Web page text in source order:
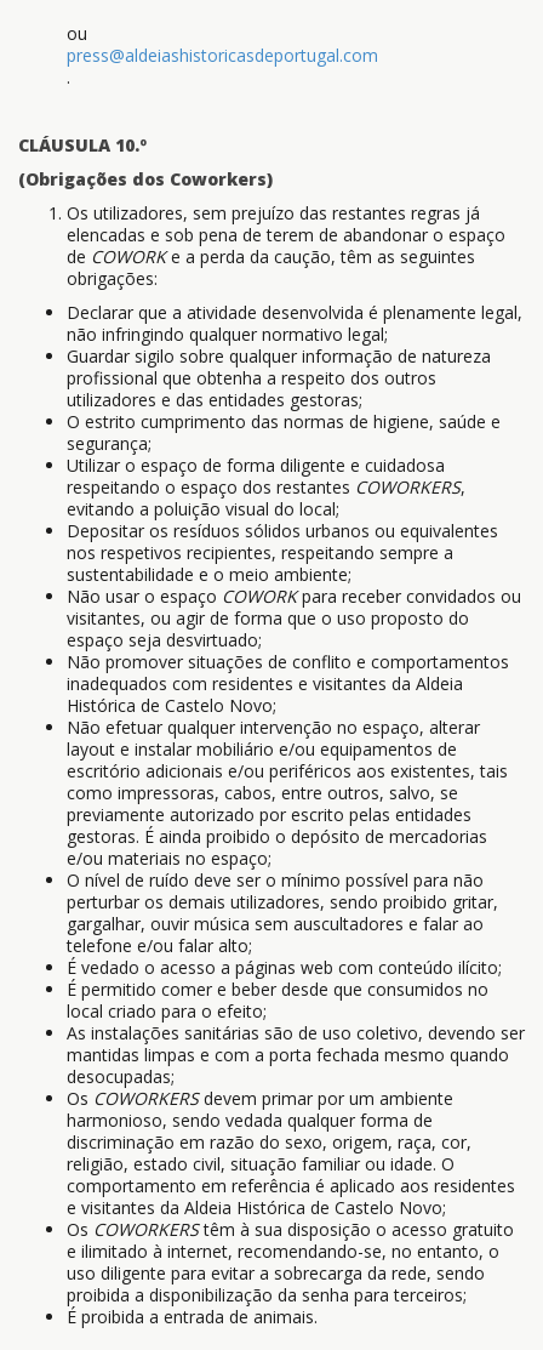
ou
press@aldeiashistoricasdeportugal.com
.
CLÁUSULA 10.º
(Obrigações dos Coworkers)
Os utilizadores, sem prejuízo das restantes regras já
elencadas e sob pena de terem de abandonar o espaço
de COWORKe a perda da caução, têm as seguintes
obrigações:
Declarar que a atividade desenvolvida é plenamente legal,
não infringindo qualquer normativo legal;
Guardar sigilo sobre qualquer informação de natureza
profissional que obtenha a respeito dos outros
utilizadores e das entidades gestoras;
O estrito cumprimento das normas de higiene, saúde e
segurança;
Utilizar o espaço de forma diligente e cuidadosa
respeitando o espaço dos restantes COWORKERS,
evitando a poluição visual do local;
Depositar os resíduos sólidos urbanos ou equivalentes
nos respetivos recipientes, respeitando sempre a
sustentabilidade e o meio ambiente;
Não usar o espaço COWORKpara receber convidados ou
visitantes, ou agir de forma que o uso proposto do
espaço seja desvirtuado;
Não promover situações de conflito e comportamentos
inadequados com residentes e visitantes da Aldeia
Histórica de Castelo Novo;
Não efetuar qualquer intervenção no espaço, alterar
layout e instalar mobiliário e/ou equipamentos de
escritório adicionais e/ou periféricos aos existentes, tais
como impressoras, cabos, entre outros, salvo, se
previamente autorizado por escrito pelas entidades
gestoras. É ainda proibido o depósito de mercadorias
e/ou materiais no espaço;
O nível de ruído deve ser o mínimo possível para não
perturbar os demais utilizadores, sendo proibido gritar,
gargalhar, ouvir música sem auscultadores e falar ao
telefone e/ou falar alto;
É vedado o acesso a páginas web com conteúdo ilícito;
É permitido comer e beber desde que consumidos no
local criado para o efeito;
As instalações sanitárias são de uso coletivo, devendo ser
mantidas limpas e com a porta fechada mesmo quando
desocupadas;
Os COWORKERSdevem primar por um ambiente
harmonioso, sendo vedada qualquer forma de
discriminação em razão do sexo, origem, raça, cor,
religião, estado civil, situação familiar ou idade. O
comportamento em referência é aplicado aos residentes
e visitantes da Aldeia Histórica de Castelo Novo;
Os COWORKERStêm à sua disposição o acesso gratuito
e ilimitado à internet, recomendando-se, no entanto, o
uso diligente para evitar a sobrecarga da rede, sendo
proibida a disponibilização da senha para terceiros;
É proibida a entrada de animais.